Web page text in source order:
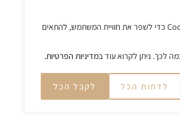
האתר עושה שימוש בקובצי Cookie כדי לשפר את חוויית המשתמש, להתאים
לכך. ניתן לקרוא עוד במדיניות הפרטיות.
לדחות הכל לקבל הכל